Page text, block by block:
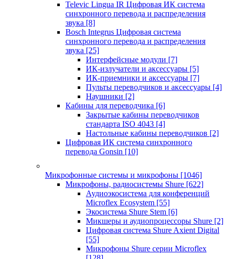
Televic Lingua IR Цифровая ИК система
синхронного перевода и распределения
звука [8]
Bosch Integrus Цифровая система
синхронного перевода и распределения
звука [25]
Интерфейсные модули [7]
ИК-излучатели и аксессуары [5]
ИК-приемники и аксессуары [7]
Пульты переводчиков и аксессуары [4]
Наушники [2]
Кабины для переводчика [6]
Закрытые кабины переводчиков
стандарта ISO 4043 [4]
Настольные кабины переводчиков [2]
Цифровая ИК система синхронного
перевода Gonsin [10]
Микрофонные системы и микрофоны [1046]
Микрофоны, радиосистемы Shure [622]
Аудиоэкосистема для конференций
Microflex Ecosystem [55]
Экосистема Shure Stem [6]
Микшеры и аудиопроцессоры Shure [2]
Цифровая система Shure Axient Digital
[55]
Микрофоны Shure серии Microflex